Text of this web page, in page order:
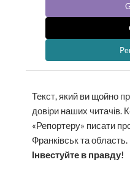
Текст, який ви щойно
довіри наших читачів.
«Репортеру» писати
Франківськ та область.
Інвестуйте в правду!